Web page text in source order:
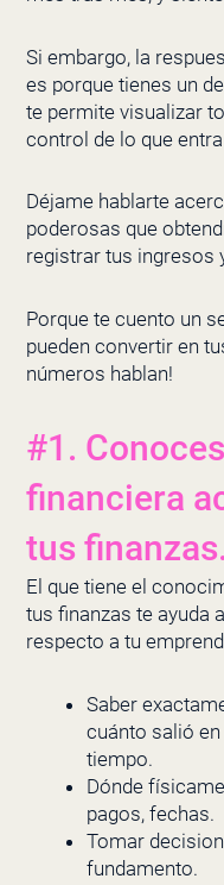
Si embargo, la
es porque tienes un
te permite visualizar
control de lo que
Déjame hablarte
poderosas que
registrar tus ingresos
Porque te cuento un
pueden convertir en
números hablan!
#1.
financiera
tus finanzas.
El que tiene el
tus finanzas te ayuda
respecto a tu
Saber
cuánto salió
tiempo.
Dónde
pagos, fechas.
Tomar
fundamento.